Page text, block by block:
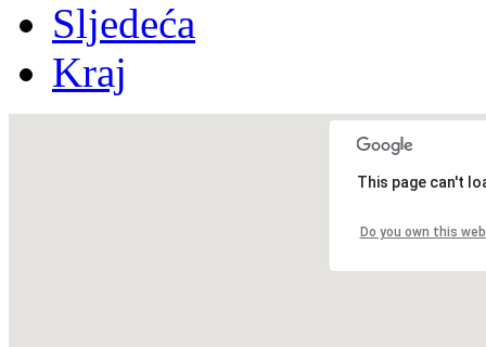
Sljedeća
Kraj
This page can't
Do you own this